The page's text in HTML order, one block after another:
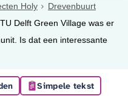
Holy
Drevenbuurt
Delft Green Village was er
Is dat een interessante
Simpele tekst